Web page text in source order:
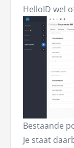
HelloID wel
Bestaande
Je staat